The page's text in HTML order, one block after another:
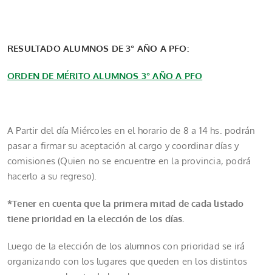
RESULTADO ALUMNOS DE 3° AÑO A PFO:
ORDEN DE MÉRITO ALUMNOS 3° AÑO A PFO
A Partir del día Miércoles en el horario de 8 a 14 hs. podrán
pasar a firmar su aceptación al cargo y coordinar días y
comisiones (Quien no se encuentre en la provincia, podrá
hacerlo a su regreso).
*Tener en cuenta que la primera mitad de cada listado
tiene prioridad en la elección de los días.
Luego de la elección de los alumnos con prioridad se irá
organizando con los lugares que queden en los distintos